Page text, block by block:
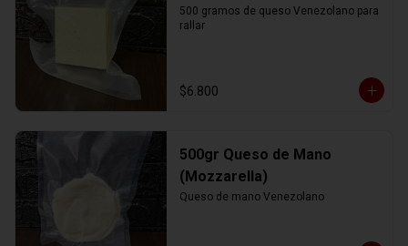
500 gramos de queso Venezolano para
rallar
$6.800
500gr Queso de Mano
(Mozzarella)
Queso de mano Venezolano